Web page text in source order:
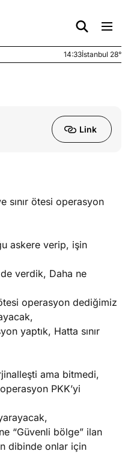
14:33İstanbul 28°
Link
sınır ötesi operasyon
askere verip, işin
de verdik, Daha ne
operasyon dediğimiz
yaptık, Hatta sınır
ama bitmedi,
PKK’yi
“Güvenli bölge” ilan
dibinde onlar için